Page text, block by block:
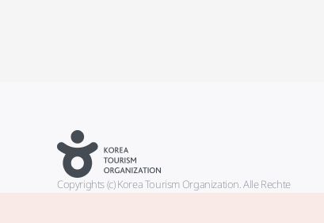
Copyrights (c) Korea Tourism Organization. Alle Rechte